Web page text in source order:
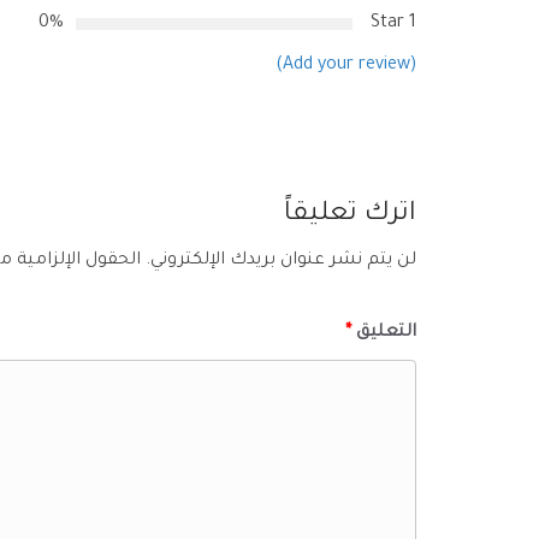
1 Star
0%
(Add your review)
اترك تعليقاً
لن يتم نشر عنوان بريدك الإلكتروني. الحقول الإلزامية
التعليق *